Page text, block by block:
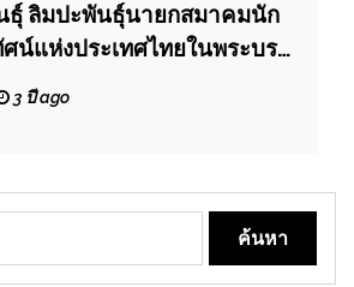
ธุ์ ลิมปะพันธุ์นายกสมาคมนัก
น์แห่งประเทศไทยในพระบรม
ป็นกรรมการตัดสิน ผลงานใน
หลักสูตร The Media รุ่นที่4 ณ
3 ปี ago